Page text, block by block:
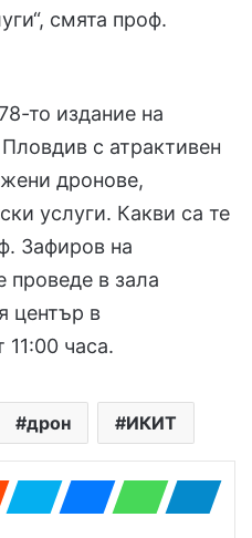
смята проф.
то издание на
с атрактивен
дронове,
услуги. Какви са те
Зафиров на
проведе в зала
център в
часа.
дрон ИКИТ